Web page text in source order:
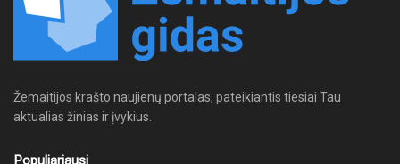
Žemaitijos krašto naujienų portalas, pateikiantis tiesiai Tau
aktualias žinias ir įvykius.
Populiariausi